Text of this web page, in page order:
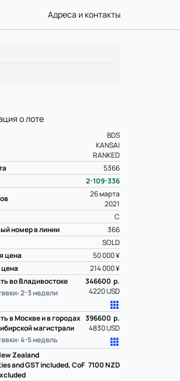
Адреса и контакты
о лоте
BDS
KANSAI
RANKED
5366
2-109-336
26 марта
2021
C
номер в линии
366
SOLD
цена
50 000 ¥
214 000 ¥
во Владивостоке
2-3 недели
346600 р.
4220 USD
в Москве и в городах
магистрали
4-5 недель
396600 р.
4830 USD
Zealand
and GST included, CoF 7100NZD